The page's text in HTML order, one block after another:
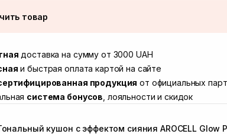
товар
г. Луцк, Винниченка 4
г. Львов, ул. Академика Подстригача, 1В (Duck's
Львов (Ивана Франко 36)
г. Львов ул. Степана Бандеры 43
доставка на сумму от 3000 UAH
и быстрая оплата картой на сайте
продукция от официальных
система бонусов , лояльности и скидок
кушон с эффектом сияния AROCELL Glow